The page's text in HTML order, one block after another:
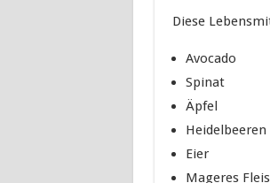
Diese
Avocado
Spinat
Äpfel
Heidelbeeren
Eier
Mageres